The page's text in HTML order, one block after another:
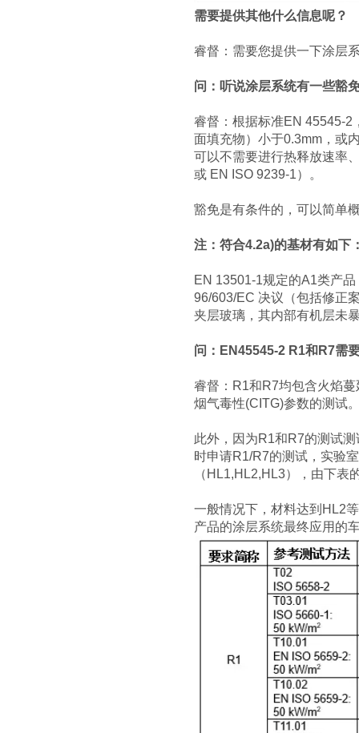
需要提供其他什么信息呢？
睿督：需要您提供一下涂层
问：听说涂层系统有一些豁
睿督：根据标准EN 45545-2
面填充物）小于0.3mm，或
可以不需要进行热释放速率
或 EN ISO 9239-1）。
豁免是有条件的，可以简单
注：符合4.2a)的基材有如下
EN 13501-1规定的A1类产品
96/603/EC 决议（包括修正
夹层玻璃，其内部有机层未
问：EN45545-2 R1和R7需
睿督：R1和R7均包含火焰
烟气毒性(CITG)参数的测试
此外，因为R1和R7的测试
时申请R1/R7的测试，实验
（HL1,HL2,HL3），由下
一般情况下，材料达到HL2
产品的涂层系统最终应用的